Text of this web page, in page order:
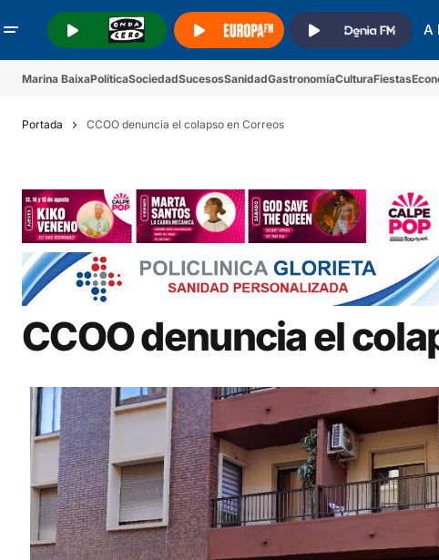
A
Marina BaixaPolíticaSociedadSucesosSanidadGastronomíaCulturaFiestas
Portada CCOO denuncia el colapso en Correos
CCOO denuncia el